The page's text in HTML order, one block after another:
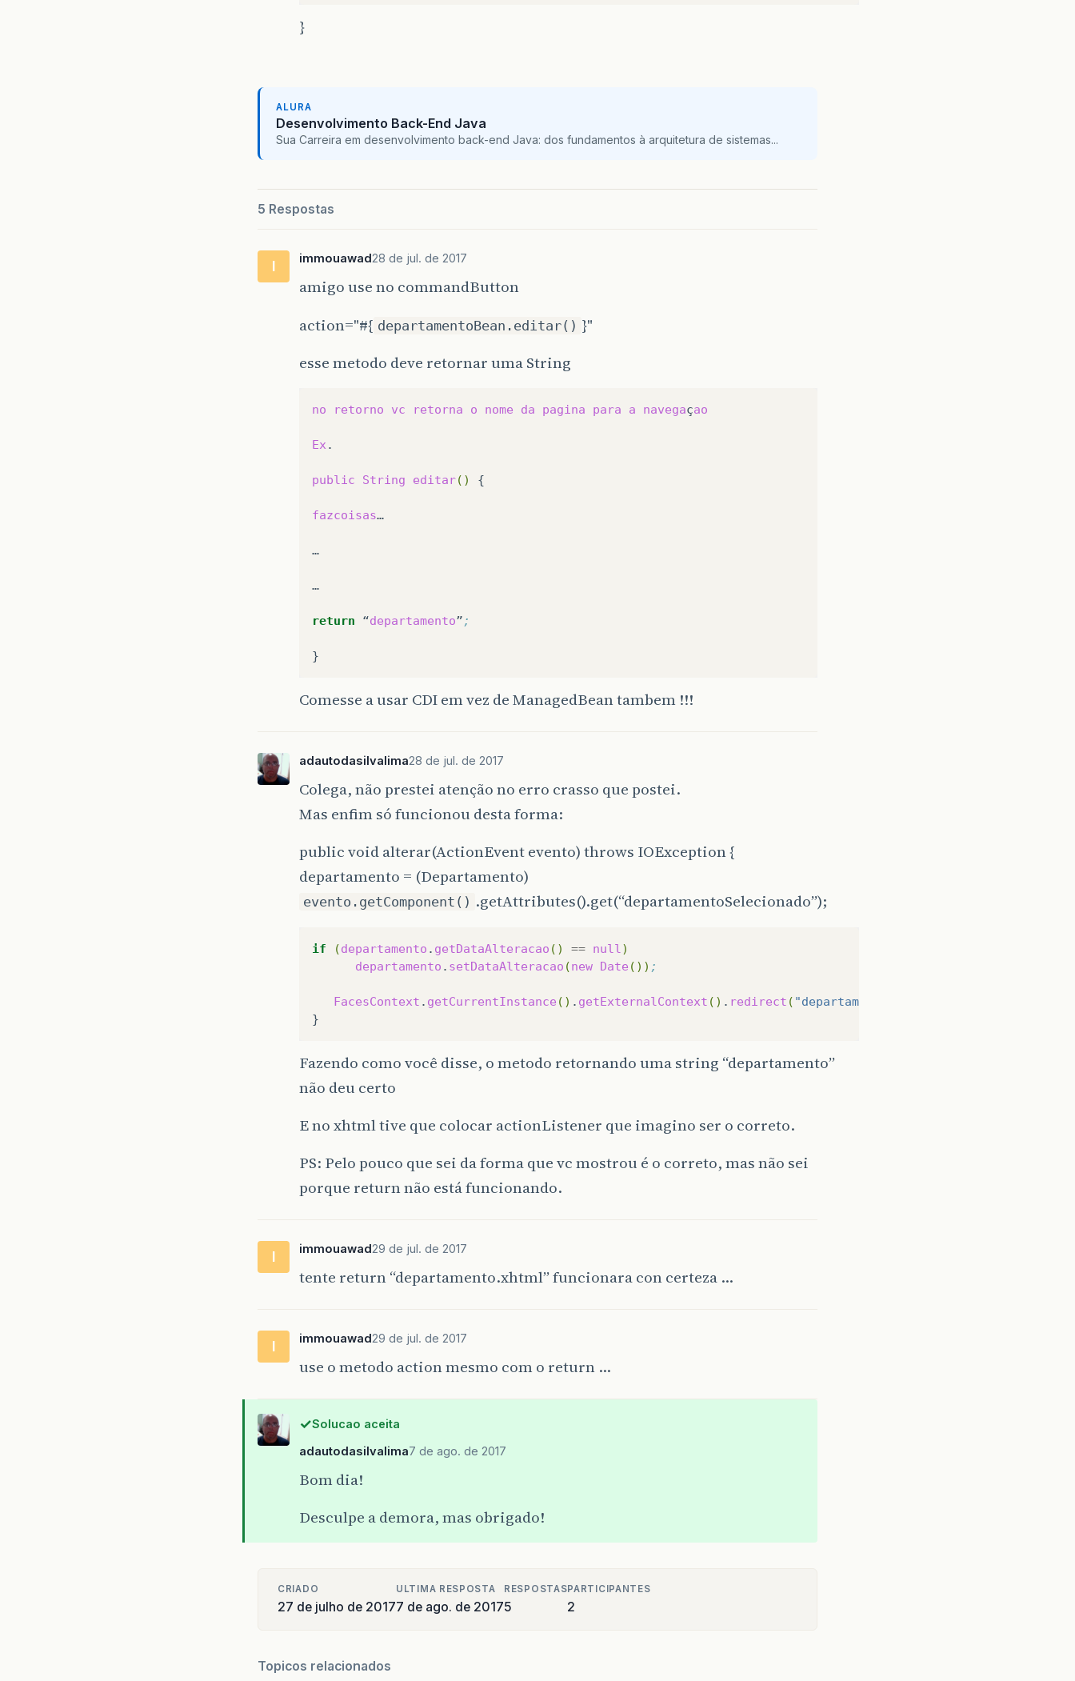
}
ALURA
Desenvolvimento Back-End Java
Sua Carreira em desenvolvimento back-end Java: dos fundamentos à arquitetura de sistemas...
5 Respostas
I immouawad28 de jul. de 2017
amigo use no commandButton
action="#{ departamentoBean.editar() }"
esse metodo deve retornar uma String
no retorno vc retorna o nome da pagina para a navegaçao
Ex .
public String editar() {
fazcoisas…
…
…
return “departamento”;
Comesse a usar CDI em vez de ManagedBean tambem !!!
adautodasilvalima28 de jul. de 2017
Colega, não prestei atenção no erro crasso que postei.
Mas enfim só funcionou desta forma:
public void alterar(ActionEvent evento) throws IOException {
departamento = (Departamento)
evento.getComponent() .getAttributes().get(“departamentoSelecionado”);
if (departamento . getDataAlteracao () == null )
departamento . setDataAlteracao (new Date ()) ;
FacesContext . getCurrentInstance () . getExternalContext () . redirect ( "departamento.xhtml"
Fazendo como você disse, o metodo retornando uma string “departamento”
não deu certo
E no xhtml tive que colocar actionListener que imagino ser o correto.
PS: Pelo pouco que sei da forma que vc mostrou é o correto, mas não sei
porque return não está funcionando.
I immouawad29 de jul. de 2017
tente return “departamento.xhtml” funcionara con certeza …
I immouawad29 de jul. de 2017
use o metodo action mesmo com o return …
Solucao aceita
adautodasilvalima7 de ago. de 2017
Bom dia!
Desculpe a demora, mas obrigado!
CRIADO
27 de julho de 2017
ULTIMA RESPOSTA
7 de ago. de 2017
RESPOSTAS
5
PARTICIPANTES
2
Topicos relacionados